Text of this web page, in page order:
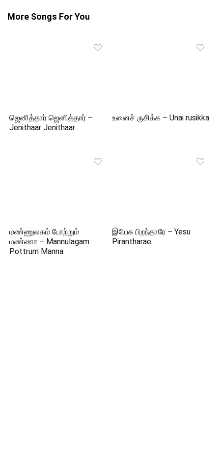
More Songs For You
ஜெனித்தார் ஜெனித்தார் –
Jenithaar Jenithaar
உனைச் ருசிக்க – Unai rusikka
மண்ணுலகம் போற்றும்
மண்ணா – Mannulagam
Pottrum Manna
இயேசு பிறந்தாரே – Yesu
Pirantharae